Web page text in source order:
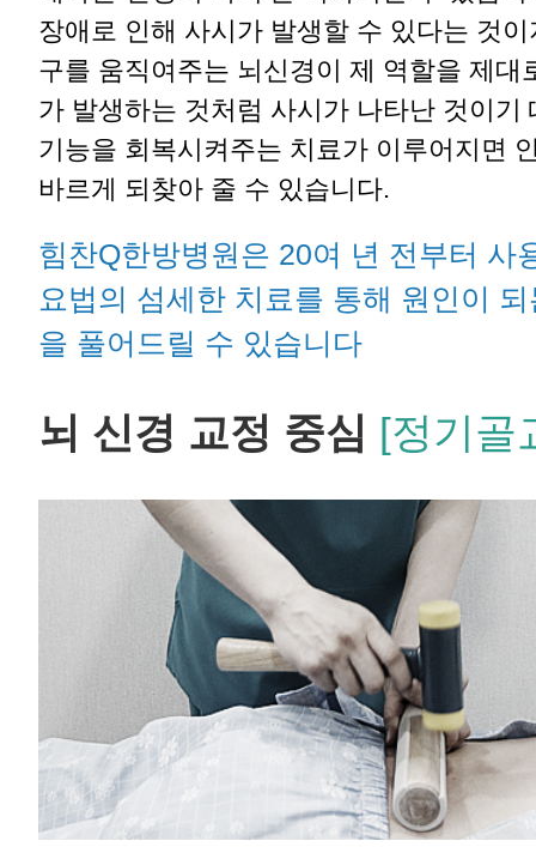
장애로 인해 사시가 발생할 수 있다는 것
구를 움직여주는 뇌신경이 제 역할을 제대
가 발생하는 것처럼 사시가 나타난 것이기
기능을 회복시켜주는 치료가 이루어지면
바르게 되찾아 줄 수 있습니다.
힘찬Q한방병원은 20여 년 전부터 사
요법의 섬세한 치료를 통해 원인이
을 풀어드릴 수 있습니다
뇌 신경 교정 중심 [정기골